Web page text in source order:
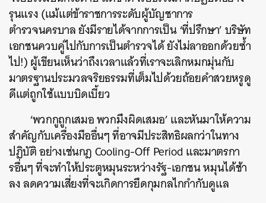
รุนแรง (แม้แต่ข้าราชการระดับผู้บัญชาการ
ตำรวจนครบาล ยังมีรายได้จากการเป็น ‘ที่ปรึกษา’ บริษัท
เอกชนควบคู่ไปกับการเป็นตำรวจได้ ยังไม่ลาออกด้วยซ้ำ
ไป!) ผู้เขียนเห็นว่าถึงเวลาแล้วที่เราจะเลิกหมกมุ่นกับ
มาตรฐานประมวลจริยธรรมที่เต็มไปด้วยถ้อยคำสวยหรูดู
ดีแต่ถูกใช้แบบบิดเบี้ยว
‘พวกกูถูกเสมอ พวกมึงผิดเสมอ’ และหันมาให้ความ
สำคัญกับเครื่องมืออื่นๆ ที่อาจมีประสิทธิผลกว่าในทาง
ปฏิบัติ อย่างเช่นกฎ Cooling-Off Period และมาตรกา
รอื่นๆ ที่จะทำให้ประตูหมุนระหว่างรัฐ-เอกชน หมุนได้ช้า
ลง ลดความเสี่ยงที่จะเกิดการยึดกุมกลไกกำกับดูแล